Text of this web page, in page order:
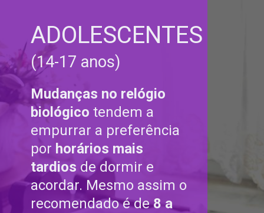
ADOLESCENTES
(14-17 anos)
Mudanças no relógio
biológico tendem a
empurrar a preferência
por horários mais
tardios de dormir e
acordar. Mesmo assim o
recomendado é de8 a